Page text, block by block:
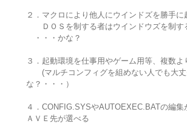
２．マクロにより他人にウインドズを勝手に
ＤＯＳを制する者はウインドウズを制す
・・・かな？
３．起動環境を仕事用やゲーム用等、複数よ
(マルチコンフィグを組めない人で
な？・・・）
４．CONFIG.SYSやAUTOEXEC.BATの編集
ＡＶＥ先が選べる